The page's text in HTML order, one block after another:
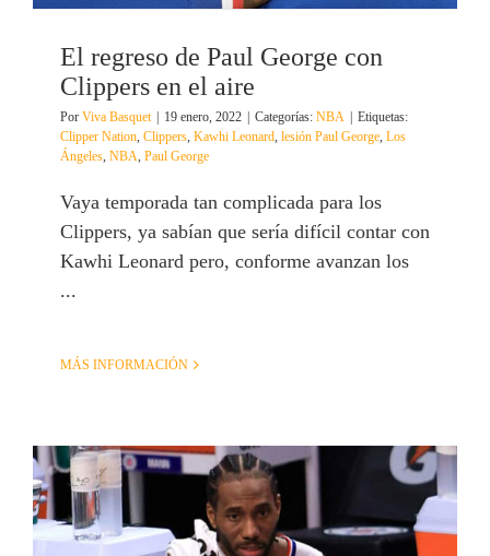
El regreso de Paul George con
Clippers en el aire
Por Viva Basquet | 19 enero, 2022 | Categorías: NBA | Etiquetas:
Clipper Nation Clippers Kawhi Leonard lesión Paul George Los
Ángeles NBA Paul George
Vaya temporada tan complicada para los
Clippers, ya sabían que sería difícil contar con
Kawhi Leonard pero, conforme avanzan los
...
MÁS INFORMACIÓN